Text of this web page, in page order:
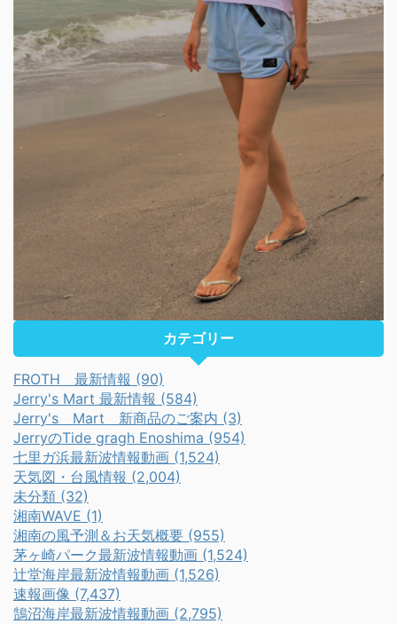
カテゴリー
FROTH 最新情報 (90)
Jerry's Mart 最新情報 (584)
Jerry's Mart 新商品のご案内 (3)
JerryのTide gragh Enoshima (954)
七里ガ浜最新波情報動画 (1,524)
天気図・台風情報 (2,004)
未分類 (32)
湘南WAVE (1)
湘南の風予測＆お天気概要 (955)
茅ヶ崎パーク最新波情報動画 (1,524)
辻堂海岸最新波情報動画 (1,526)
速報画像 (7,437)
鵠沼海岸最新波情報動画 (2,795)